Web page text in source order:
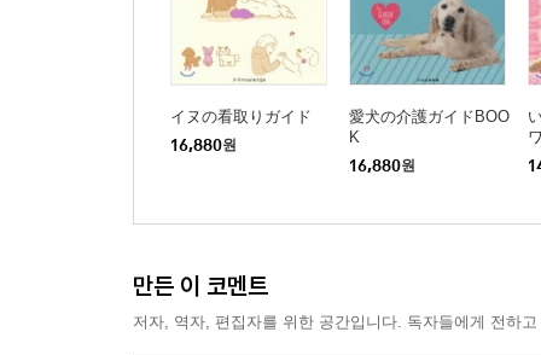
イヌの看取りガイド
16,880원
愛犬の介護ガイドBOO
K
16,880원
만든 이 코멘트
저자, 역자, 편집자를 위한 공간입니다. 독자들에게 전하